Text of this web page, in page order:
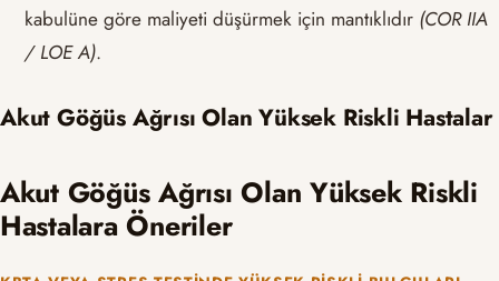
kabulüne göre maliyeti düşürmek için mantıklıdır (COR IIA
/ LOE A).
Akut Göğüs Ağrısı Olan Yüksek Riskli Hastalar
Akut Göğüs Ağrısı Olan Yüksek Riskli
Hastalara Öneriler